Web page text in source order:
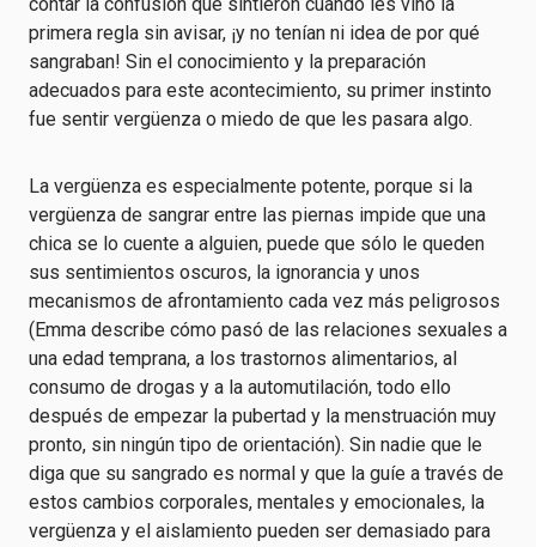
primera regla sin avisar, ¡y no tenían ni idea de por qué
sangraban! Sin el conocimiento y la preparación
adecuados para este acontecimiento, su primer instinto
fue sentir vergüenza o miedo de que les pasara algo.
La vergüenza es especialmente potente, porque si la
vergüenza de sangrar entre las piernas impide que una
chica se lo cuente a alguien, puede que sólo le queden
sus sentimientos oscuros, la ignorancia y unos
mecanismos de afrontamiento cada vez más peligrosos
(Emma describe cómo pasó de las relaciones sexuales a
una edad temprana, a los trastornos alimentarios, al
consumo de drogas y a la automutilación, todo ello
después de empezar la pubertad y la menstruación muy
pronto, sin ningún tipo de orientación). Sin nadie que le
diga que su sangrado es normal y que la guíe a través de
estos cambios corporales, mentales y emocionales, la
vergüenza y el aislamiento pueden ser demasiado para